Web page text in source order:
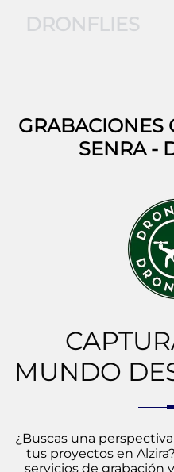
DRONFLIES
GRABACIONES
SENRA-
MUNDO
¿Buscas una
tus proyectos en
servicios de grabación